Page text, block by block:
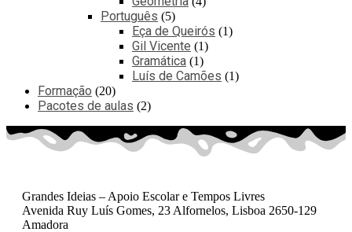
Português 5
Eça de Queirós 1
Gil Vicente 1
Gramática 1
Luís de Camões 1
Formação 20
Pacotes de aulas 2
Grandes Ideias – Apoio Escolar e Tempos Livres
Avenida Ruy Luís Gomes, 23 Alfornelos, Lisboa 2650-129
Amadora